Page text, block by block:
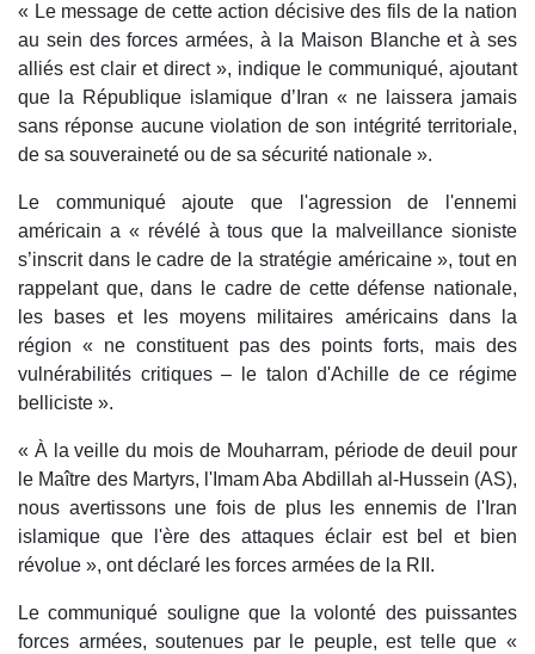
« Le message de cette action décisive des fils de la nation
au sein des forces armées, à la Maison Blanche et à ses
alliés est clair et direct », indique le communiqué, ajoutant
que la République islamique d’Iran « ne laissera jamais
sans réponse aucune violation de son intégrité territoriale,
de sa souveraineté ou de sa sécurité nationale ».
Le communiqué ajoute que l'agression de l'ennemi
américain a « révélé à tous que la malveillance sioniste
s’inscrit dans le cadre de la stratégie américaine », tout en
rappelant que, dans le cadre de cette défense nationale,
les bases et les moyens militaires américains dans la
région « ne constituent pas des points forts, mais des
vulnérabilités critiques – le talon d'Achille de ce régime
belliciste ».
« À la veille du mois de Mouharram, période de deuil pour
le Maître des Martyrs, l'Imam Aba Abdillah al-Hussein (AS),
nous avertissons une fois de plus les ennemis de l'Iran
islamique que l'ère des attaques éclair est bel et bien
révolue », ont déclaré les forces armées de la RII.
Le communiqué souligne que la volonté des puissantes
forces armées, soutenues par le peuple, est telle que «